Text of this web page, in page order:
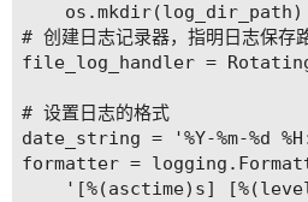
    os.mkdir(log_dir_path)
# 创建⽇志记录器，指明⽇志保存
file_log_handler =
# 设置⽇志的格式
date_string = '%Y-%m-%d
formatter =
'[%(asctime)s]